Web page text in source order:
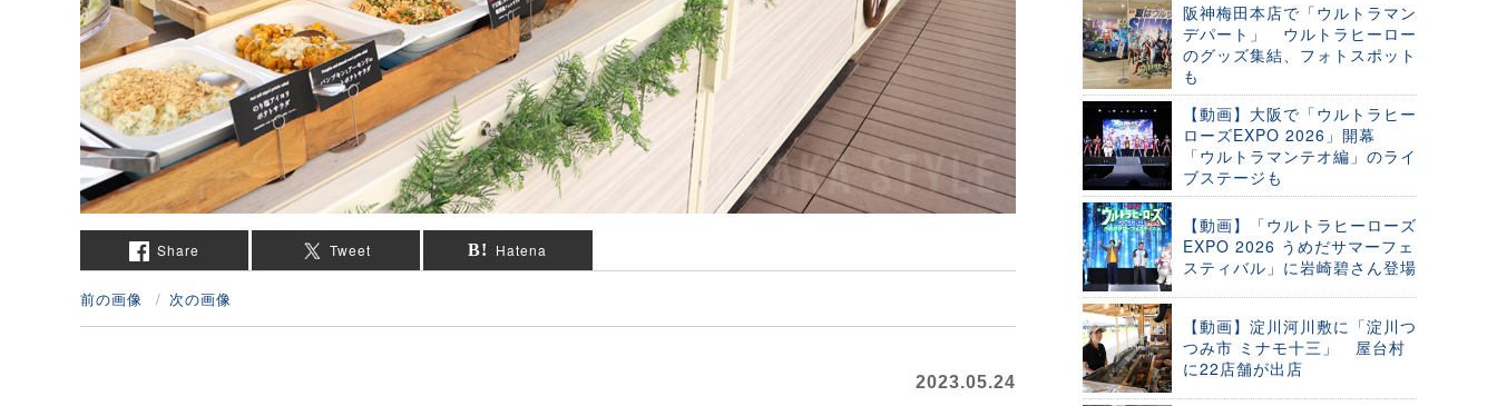
Share Tweet Hatena
前の画像 次の画像
2023.05.24
阪神梅田本店で「ウルトラマン
デパート」 ウルトラヒーロー
のグッズ集結、フォトスポット
も
【動画】大阪で「ウルトラヒー
ローズEXPO 2026」開幕
「ウルトラマンテオ編」のライ
ブステージも
【動画】「ウルトラヒーローズ
EXPO 2026 うめだサマーフェ
スティバル」に岩崎碧さん登場
【動画】淀川河川敷に「淀川つ
つみ市 ミナモ十三」 屋台村
に22店舗が出店